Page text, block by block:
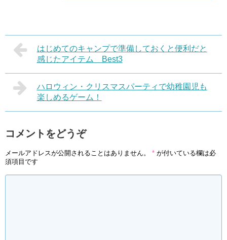
はじめてのキャンプで準備しておくと便利だと
感じたアイテム Best3
ハロウィン・クリスマスパーティで幼稚園児も
楽しめるゲーム！
コメントをどうぞ
メールアドレスが公開されることはありません。 * が付いている欄は必
須項目です